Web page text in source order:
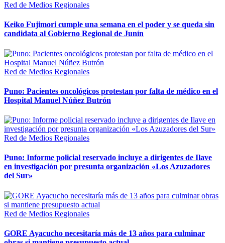
Red de Medios Regionales
Keiko Fujimori cumple una semana en el poder y se queda sin
candidata al Gobierno Regional de Junín
Red de Medios Regionales
Puno: Pacientes oncológicos protestan por falta de médico en el
Hospital Manuel Núñez Butrón
Red de Medios Regionales
Puno: Informe policial reservado incluye a dirigentes de Ilave
en investigación por presunta organización «Los Azuzadores
del Sur»
Red de Medios Regionales
GORE Ayacucho necesitaría más de 13 años para culminar